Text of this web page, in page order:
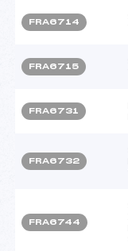
FRA6714
FRA6715
FRA6731
FRA6732
FRA6744